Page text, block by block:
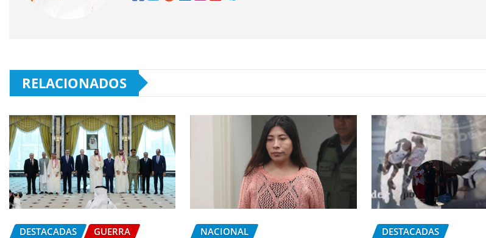
RELACIONADOS
DESTACADAS
GUERRA
NACIONAL
DESTACADAS